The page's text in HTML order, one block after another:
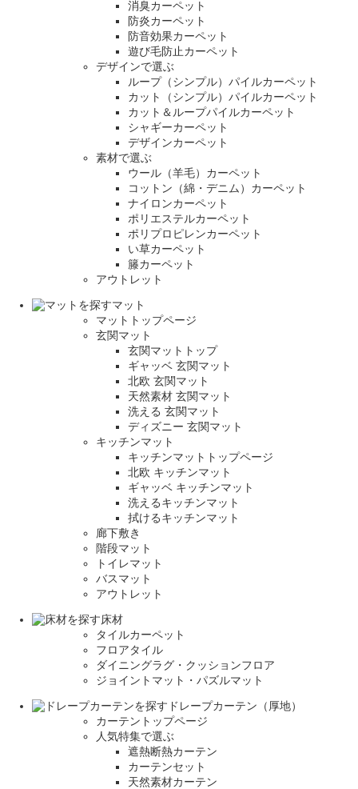
消臭カーペット
防炎カーペット
防音効果カーペット
遊び毛防止カーペット
デザインで選ぶ
ループ（シンプル）パイルカーペット
カット（シンプル）パイルカーペット
カット＆ループパイルカーペット
シャギーカーペット
デザインカーペット
素材で選ぶ
ウール（羊毛）カーペット
コットン（綿・デニム）カーペット
ナイロンカーペット
ポリエステルカーペット
ポリプロピレンカーペット
い草カーペット
籐カーペット
アウトレット
マット
マットトップページ
玄関マット
玄関マットトップ
ギャッベ 玄関マット
北欧 玄関マット
天然素材 玄関マット
洗える 玄関マット
ディズニー 玄関マット
キッチンマット
キッチンマットトップページ
北欧 キッチンマット
ギャッベ キッチンマット
洗えるキッチンマット
拭けるキッチンマット
廊下敷き
階段マット
トイレマット
バスマット
アウトレット
床材
タイルカーペット
フロアタイル
ダイニングラグ・クッションフロア
ジョイントマット・パズルマット
ドレープカーテン（厚地）
カーテントップページ
人気特集で選ぶ
遮熱断熱カーテン
カーテンセット
天然素材カーテン